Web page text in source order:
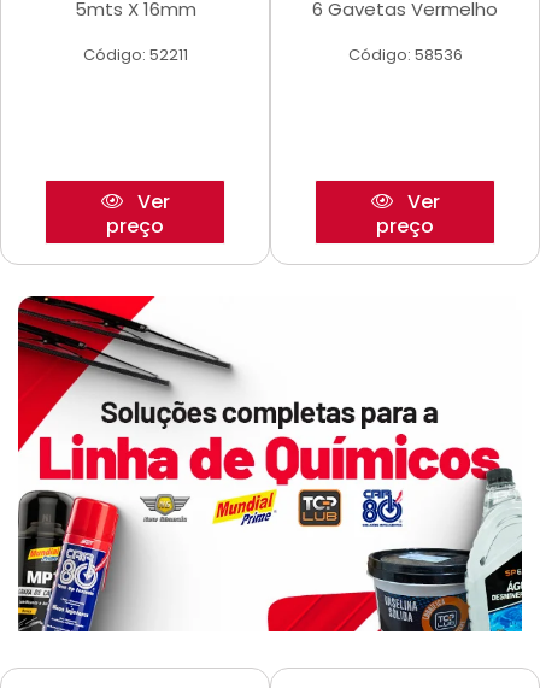
5mts X 16mm
Código: 52211
Ver
preço
6 Gavetas Vermelho
Código: 58536
Ver
preço